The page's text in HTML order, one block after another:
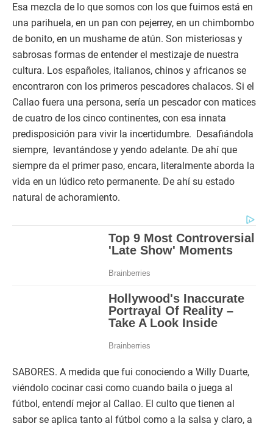
Esa mezcla de lo que somos con los que fuimos está en
una parihuela, en un pan con pejerrey, en un chimbombo
de bonito, en un mushame de atún. Son misteriosas y
sabrosas formas de entender el mestizaje de nuestra
cultura. Los españoles, italianos, chinos y africanos se
encontraron con los primeros pescadores chalacos. Si el
Callao fuera una persona, sería un pescador con matices
de cuatro de los cinco continentes, con esa innata
predisposición para vivir la incertidumbre. Desafiándola
siempre, levantándose y yendo adelante. De ahí que
siempre da el primer paso, encara, literalmente aborda la
vida en un lúdico reto permanente. De ahí su estado
natural de achoramiento.
SABORES. A medida que fui conociendo a Willy Duarte,
viéndolo cocinar casi como cuando baila o juega al
fútbol, entendí mejor al Callao. El culto que tienen al
sabor se aplica tanto al fútbol como a la salsa y claro, a